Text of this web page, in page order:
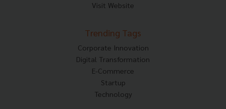
Visit Website
Trending Tags
Corporate Innovation
Digital Transformation
E-Commerce
Startup
Technology